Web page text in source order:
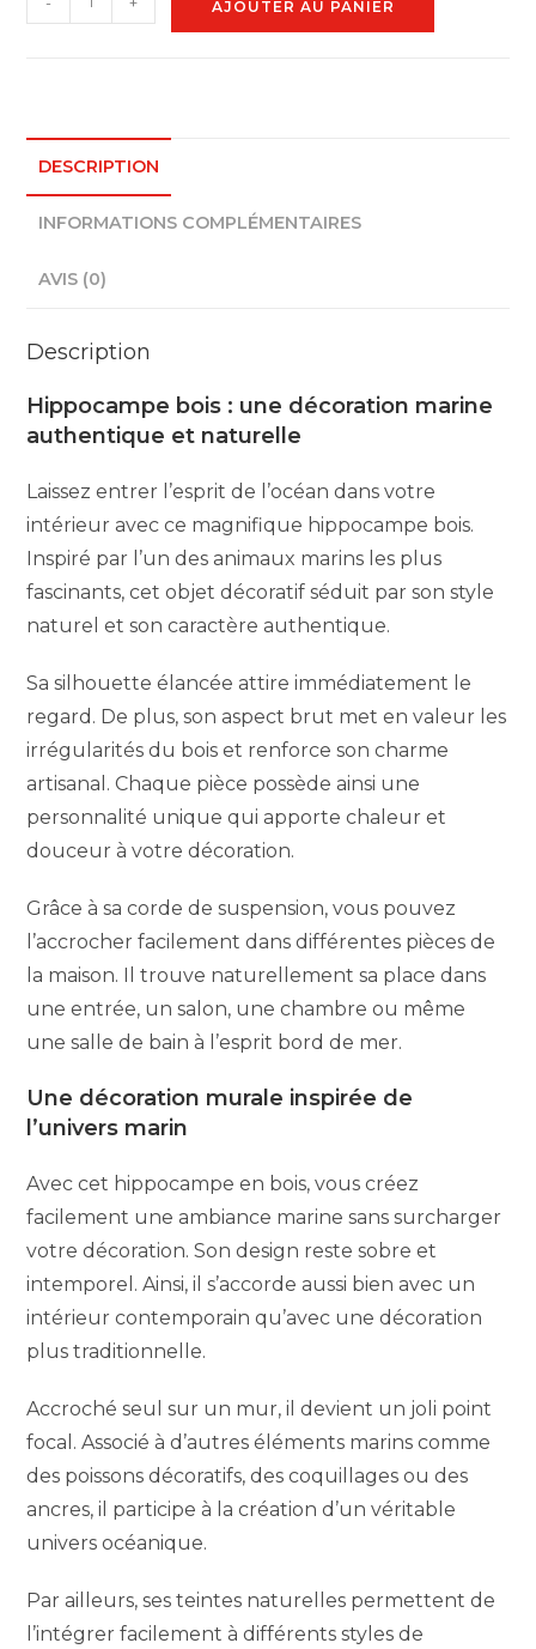
de
AJOUTER AU PANIER
DESCRIPTION
INFORMATIONS COMPLÉMENTAIRES
AVIS (0)
Description
Hippocampe bois : une décoration marine
authentique et naturelle
Laissez entrer l’esprit de l’océan dans votre
intérieur avec ce magnifique hippocampe bois.
Inspiré par l’un des animaux marins les plus
fascinants, cet objet décoratif séduit par son style
naturel et son caractère authentique.
Sa silhouette élancée attire immédiatement le
regard. De plus, son aspect brut met en valeur les
irrégularités du bois et renforce son charme
artisanal. Chaque pièce possède ainsi une
personnalité unique qui apporte chaleur et
douceur à votre décoration.
Grâce à sa corde de suspension, vous pouvez
l’accrocher facilement dans différentes pièces de
la maison. Il trouve naturellement sa place dans
une entrée, un salon, une chambre ou même
une salle de bain à l’esprit bord de mer.
Une décoration murale inspirée de
l’univers marin
Avec cet hippocampe en bois, vous créez
facilement une ambiance marine sans surcharger
votre décoration. Son design reste sobre et
intemporel. Ainsi, il s’accorde aussi bien avec un
intérieur contemporain qu’avec une décoration
plus traditionnelle.
Accroché seul sur un mur, il devient un joli point
focal. Associé à d’autres éléments marins comme
des poissons décoratifs, des coquillages ou des
ancres, il participe à la création d’un véritable
univers océanique.
Par ailleurs, ses teintes naturelles permettent de
l’intégrer facilement à différents styles de